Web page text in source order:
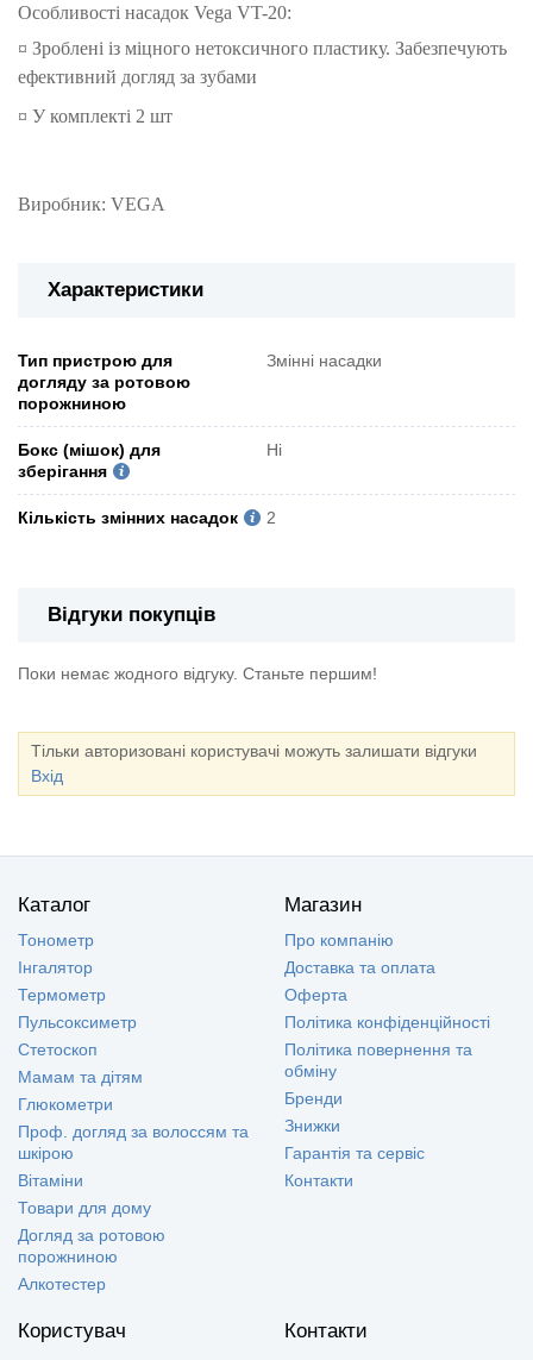
Особливості насадок Vega VT-20:
¤ Зроблені із міцного нетоксичного пластику. Забезпечують
ефективний догляд за зубами
¤ У комплекті 2 шт
Виробник: VEGA
Характеристики
Тип пристрою для
догляду за ротовою
порожниною
Змінні насадки
Бокс (мішок) для
зберігання
Ні
Кількість змінних насадок 2
Відгуки покупців
Поки немає жодного відгуку. Станьте першим!
Тільки авторизовані користувачі можуть залишати відгуки
Вхід
Каталог
Тонометр
Інгалятор
Термометр
Пульсоксиметр
Стетоскоп
Мамам та дітям
Глюкометри
Проф. догляд за волоссям та
шкірою
Вітаміни
Товари для дому
Догляд за ротовою
порожниною
Алкотестер
Магазин
Про компанію
Доставка та оплата
Оферта
Політика конфіденційності
Політика повернення та
обміну
Бренди
Знижки
Гарантія та сервіс
Контакти
Користувач Контакти